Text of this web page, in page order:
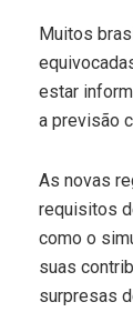
Muitos
estar
a previsão
As novas
requisitos
como o
suas
surpresas